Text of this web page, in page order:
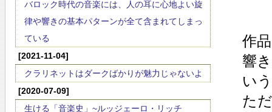
バロック時代の音楽には、人の耳に心地よい旋
律や響きの基本パターンが全て含まれてしまっ
ている
[2021-11-04]
クラリネットはダークばかりが魅力じゃないよ
[2020-07-09]
生ける「音楽史」~ルッジェーロ・リッチ
作
響
い
た